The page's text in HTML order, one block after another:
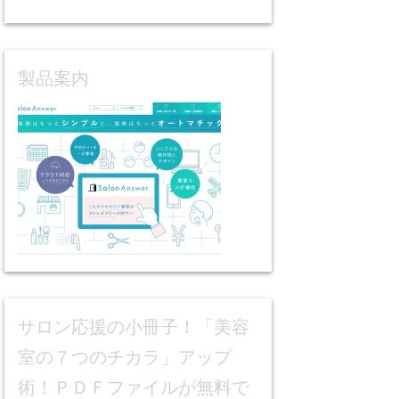
製品案内
サロン応援の小冊子！「美容
室の７つのチカラ」アップ
術！ＰＤＦファイルが無料で